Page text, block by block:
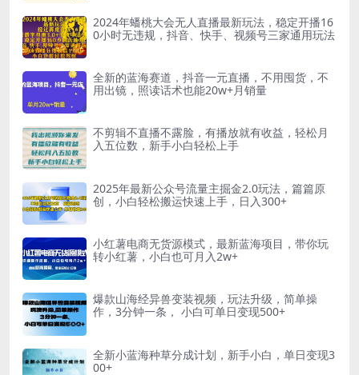
2024年蟠桃大会无人直播最新玩法，稳定开播16
0小时无违规，抖音、快手、视频号三家通用玩法
全新的蓝海赛道，抖音一元直播，不用囤货，不
用出镜，照读话术也能20w+月销量
不剪辑不直播不露脸，有播放就有收益，轻松月
入五位数，新手小白轻松上手
2025年最新公众号流量主掘金2.0玩法，篇篇原
创，小白轻松搬运快速上手，日入300+
小红薯电商无货源模式，最新蓝海项目，带你玩
转小红薯，小白也可月入2w+
爆款山海经异兽变装视频，玩法升级，简单操
作，3分钟一条， 小白可单日变现500+
全新小蓝海种草分成计划，新手小白，单日变现3
00+